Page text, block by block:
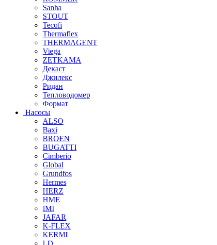
Sanha
STOUT
Tecofi
Thermaflex
THERMAGENT
Viega
ZETKAMA
Декаст
Джилекс
Ридан
Тепловодомер
Формат
Насосы
ALSO
Baxi
BROEN
BUGATTI
Cimberio
Global
Grundfos
Hermes
HERZ
HME
IMI
JAFAR
K-FLEX
KERMI
LD